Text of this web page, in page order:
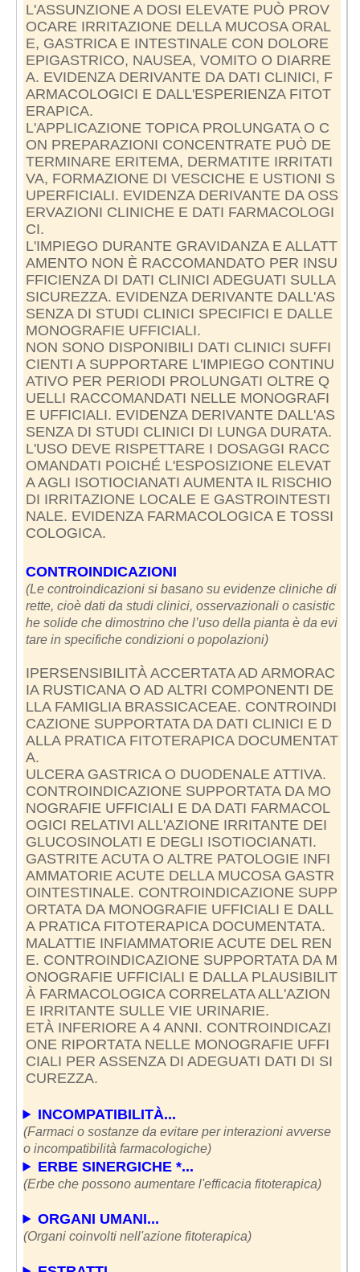
L'ASSUNZIONE A DOSI ELEVATE PUÒ PROV
OCARE IRRITAZIONE DELLA MUCOSA ORAL
E, GASTRICA E INTESTINALE CON DOLORE
EPIGASTRICO, NAUSEA, VOMITO O DIARRE
A. EVIDENZA DERIVANTE DA DATI CLINICI, F
ARMACOLOGICI E DALL'ESPERIENZA FITOT
ERAPICA.
L'APPLICAZIONE TOPICA PROLUNGATA O C
ON PREPARAZIONI CONCENTRATE PUÒ DE
TERMINARE ERITEMA, DERMATITE IRRITATI
VA, FORMAZIONE DI VESCICHE E USTIONI S
UPERFICIALI. EVIDENZA DERIVANTE DA OSS
ERVAZIONI CLINICHE E DATI FARMACOLOGI
CI.
L'IMPIEGO DURANTE GRAVIDANZA E ALLATT
AMENTO NON È RACCOMANDATO PER INSU
FFICIENZA DI DATI CLINICI ADEGUATI SULLA
SICUREZZA. EVIDENZA DERIVANTE DALL'AS
SENZA DI STUDI CLINICI SPECIFICI E DALLE
MONOGRAFIE UFFICIALI.
NON SONO DISPONIBILI DATI CLINICI SUFFI
CIENTI A SUPPORTARE L'IMPIEGO CONTINU
ATIVO PER PERIODI PROLUNGATI OLTRE Q
UELLI RACCOMANDATI NELLE MONOGRAFI
E UFFICIALI. EVIDENZA DERIVANTE DALL'AS
SENZA DI STUDI CLINICI DI LUNGA DURATA.
L'USO DEVE RISPETTARE I DOSAGGI RACC
OMANDATI POICHÉ L'ESPOSIZIONE ELEVAT
A AGLI ISOTIOCIANATI AUMENTA IL RISCHIO
DI IRRITAZIONE LOCALE E GASTROINTESTI
NALE. EVIDENZA FARMACOLOGICA E TOSSI
COLOGICA.
CONTROINDICAZIONI
(Le controindicazioni si basano su evidenze cliniche di
rette, cioè dati da studi clinici, osservazionali o casistic
he solide che dimostrino che l’uso della pianta è da evi
tare in specifiche condizioni o popolazioni)
IPERSENSIBILITÀ ACCERTATA AD ARMORAC
IA RUSTICANA O AD ALTRI COMPONENTI DE
LLA FAMIGLIA BRASSICACEAE. CONTROINDI
CAZIONE SUPPORTATA DA DATI CLINICI E D
ALLA PRATICA FITOTERAPICA DOCUMENTAT
A.
ULCERA GASTRICA O DUODENALE ATTIVA.
CONTROINDICAZIONE SUPPORTATA DA MO
NOGRAFIE UFFICIALI E DA DATI FARMACOL
OGICI RELATIVI ALL'AZIONE IRRITANTE DEI
GLUCOSINOLATI E DEGLI ISOTIOCIANATI.
GASTRITE ACUTA O ALTRE PATOLOGIE INFI
AMMATORIE ACUTE DELLA MUCOSA GASTR
OINTESTINALE. CONTROINDICAZIONE SUPP
ORTATA DA MONOGRAFIE UFFICIALI E DALL
A PRATICA FITOTERAPICA DOCUMENTATA.
MALATTIE INFIAMMATORIE ACUTE DEL REN
E. CONTROINDICAZIONE SUPPORTATA DA M
ONOGRAFIE UFFICIALI E DALLA PLAUSIBILIT
À FARMACOLOGICA CORRELATA ALL'AZION
E IRRITANTE SULLE VIE URINARIE.
ETÀ INFERIORE A 4 ANNI. CONTROINDICAZI
ONE RIPORTATA NELLE MONOGRAFIE UFFI
CIALI PER ASSENZA DI ADEGUATI DATI DI SI
CUREZZA.
INCOMPATIBILITÀ...
(Farmaci o sostanze da evitare per interazioni avverse
o incompatibilità farmacologiche)
ERBE SINERGICHE *...
(Erbe che possono aumentare l'efficacia fitoterapica)
ORGANI UMANI...
(Organi coinvolti nell'azione fitoterapica)